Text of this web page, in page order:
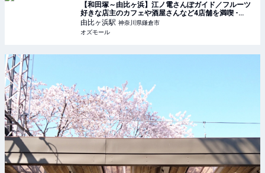
【和田塚～由比ヶ浜】江ノ電さんぽガイド／フルーツ
好きな店主のカフェや酒屋さんなど4店舗を満喫 -
OZmall
由比ヶ浜駅 神奈川県鎌倉市
オズモール